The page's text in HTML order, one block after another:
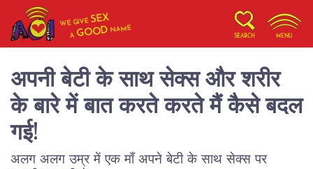
WE GIVESEX
AGOOD NAME
SEARCH MENU
अपनी बेटी के साथ सेक्स और शरीर
के बारे में बात करते करते मैं कैसे बदल
गई!
अलग अलग उम्र में एक माँ अपने बेटी के साथ सेक्स पर